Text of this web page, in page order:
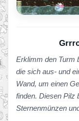
Erklimm den Turm
die sich aus- und
Wand, um einen
finden. Diesen Pilz
Sternenmünzen